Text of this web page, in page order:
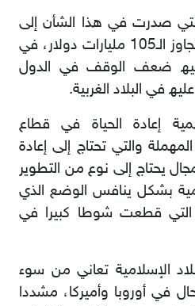
ﺻﺪرت ﻓﻲ ھﺬا اﻟﺸﺄن إﻟﻰ
أن ﺣﺠﻢ اﻟﻮﻗﻒ اﻟﻌﺎﻟﻤﻲ ﺗﺠﺎوز اﻟـ105 ﻣﻠﯿﺎرات دوﻻر، ﻓﻲ
ﺿﻌﻒ اﻟﻮﻗﻒ ﻓﻲ اﻟﺪول
ﻓﻲ اﻟﺒﻼد الغربية.
إﻋﺎدة اﻟﺤﯿﺎة ﻓﻲ ﻗﻄﺎع
واﻟﺘﻲ ﺗﺤﺘﺎج إﻟﻰ إﻋﺎدة
ﯾﺤﺘﺎج إﻟﻰ ﻧﻮع ﻣﻦ اﻟﺘﻄﻮﯾﺮ
ﺑﺸﻜﻞ ﯾﻨﺎﻓﺲ اﻟﻮﺿﻊ اﻟﺬي
اﻟﺘﻲ ﻗﻄﻌﺖ ﺷﻮطﺎ ﻛﺒﯿﺮا ﻓﻲ
اﻹﺳﻼﻣﯿﺔ ﺗﻌﺎﻧﻲ ﻣﻦ ﺳﻮء
ﻓﻲ أوروﺑﺎ وأﻣﯿﺮﻛﺎ، ﻣﺸﺪدا